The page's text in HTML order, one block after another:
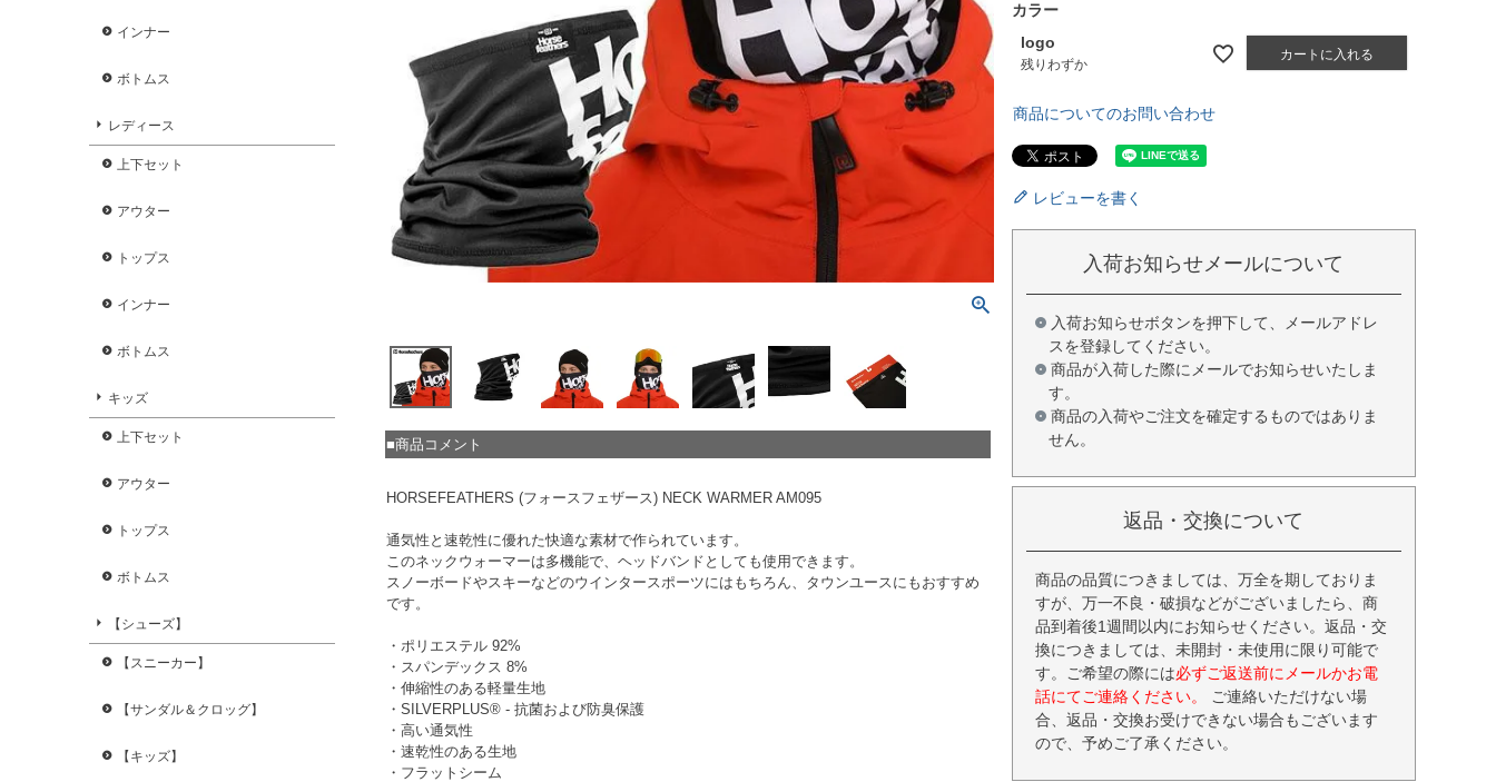
インナー
ボトムス
レディース
上下セット
アウター
トップス
インナー
ボトムス
キッズ
上下セット
アウター
トップス
ボトムス
【シューズ】
【スニーカー】
【サンダル＆クロッグ】
【キッズ】
■商品コメント
HORSEFEATHERS (フォースフェザース) NECK WARMER AM095
通気性と速乾性に優れた快適な素材で作られています。
このネックウォーマーは多機能で、ヘッドバンドとしても使用できます。
スノーボードやスキーなどのウインタースポーツにはもちろん、タウンユースにもおすすめ
です。
・ポリエステル 92%
・スパンデックス 8%
・伸縮性のある軽量生地
・SILVERPLUS® - 抗菌および防臭保護
・高い通気性
・速乾性のある生地
・フラットシーム
カラー
logo
残りわずか
カートに入れる
商品についてのお問い合わせ
レビューを書く
入荷お知らせメールについて
入荷お知らせボタンを押下して、メールアドレ
スを登録してください。
商品が入荷した際にメールでお知らせいたしま
す。
商品の入荷やご注文を確定するものではありま
せん。
返品・交換について
商品の品質につきましては、万全を期しておりま
すが、万一不良・破損などがございましたら、商
品到着後1週間以内にお知らせください。返品・交
換につきましては、未開封・未使用に限り可能で
す。ご希望の際には必ずご返送前にメールかお電
話にてご連絡ください。
ご連絡いただけない場
合、返品・交換お受けできない場合もございます
ので、予めご了承ください。